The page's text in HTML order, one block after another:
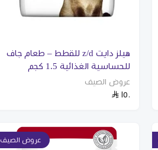
هيلز دايت z/d للقطط – طعام جاف
للحساسية الغذائية 1.5 كجم
عروض الصيف
١٥٠
عروض الصيف